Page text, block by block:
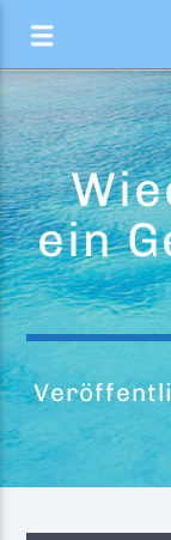
Aktueller Titel
Wonderful
ein